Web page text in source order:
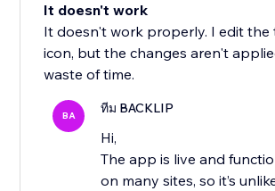
It doesn't work
It doesn't work properly. I edit the
icon, but the changes aren't
waste of time.
BA ทีม BACKLIP
Hi,
The app is live and
on many sites, so it’s